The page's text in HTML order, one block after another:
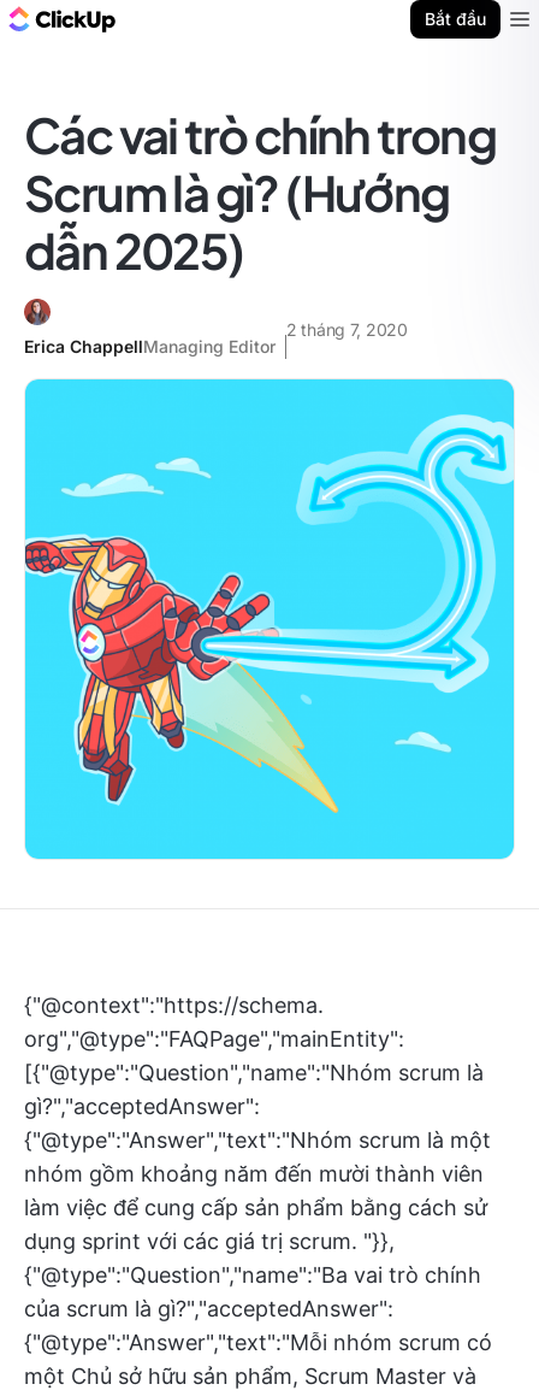
Bắt đầu
Các vai trò chính trong
Scrum là gì? (Hướng
dẫn 2025)
Erica ChappellManaging Editor
2 tháng 7, 2020
{"@context":"https://schema.
org","@type":"FAQPage","mainEntity":
[{"@type":"Question","name":"Nhóm scrum là
gì?","acceptedAnswer":
{"@type":"Answer","text":"Nhóm scrum là một
nhóm gồm khoảng năm đến mười thành viên
làm việc để cung cấp sản phẩm bằng cách sử
dụng sprint với các giá trị scrum. "}},
{"@type":"Question","name":"Ba vai trò chính
của scrum là gì?","acceptedAnswer":
{"@type":"Answer","text":"Mỗi nhóm scrum có
một Chủ sở hữu sản phẩm, Scrum Master và